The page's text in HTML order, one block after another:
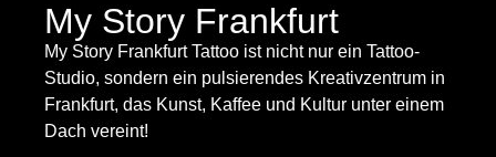
My Story Frankfurt
My Story Frankfurt Tattoo ist nicht nur ein Tattoo-
Studio, sondern ein pulsierendes Kreativzentrum in
Frankfurt, das Kunst, Kaffee und Kultur unter einem
Dach vereint!